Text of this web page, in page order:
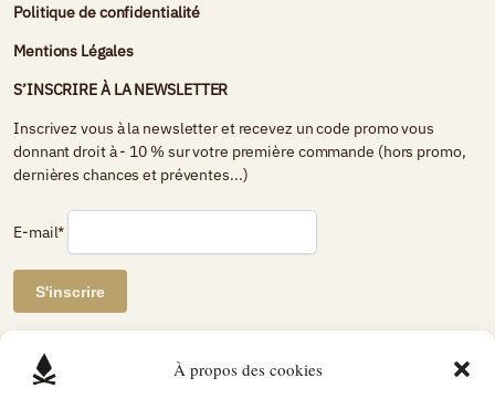
À propos des cookies
Politique de confidentialité
Mentions Légales
S’INSCRIRE À LA NEWSLETTER
Inscrivez vous à la newsletter et recevez un code promo vous
donnant droit à - 10 % sur votre première commande (hors promo,
dernières chances et préventes...)
E-mail*
AVIS DE CLIENTS CERTIFIÉS